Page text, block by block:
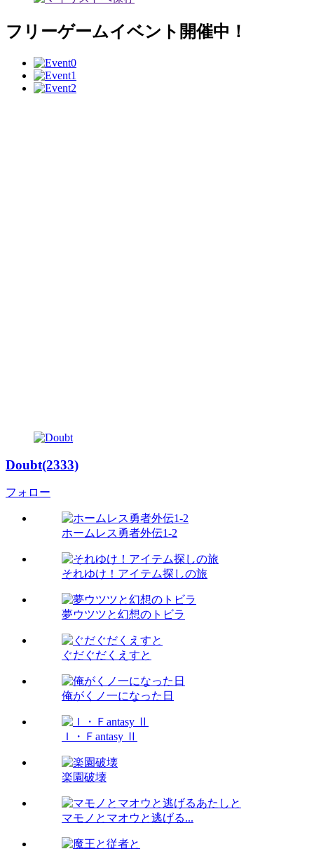
フリーゲームイベント開催中！
Doubt(2333)
フォロー
ホームレス勇者外伝1-2
それゆけ！アイテム探しの旅
夢ウツツと幻想のトビラ
ぐだぐだくえすと
俺がくノ一になった日
Ｉ・Ｆantasy Ⅱ
楽園破壊
マモノとマオウと逃げる...